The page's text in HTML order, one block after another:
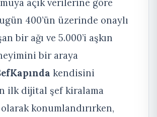
açık verilerine göre
400’ün üzerinde onaylı
bir ağı ve 5.000’i aşkın
bir araya
kendisini
ilk dijital şef kiralama
konumlandırırken,